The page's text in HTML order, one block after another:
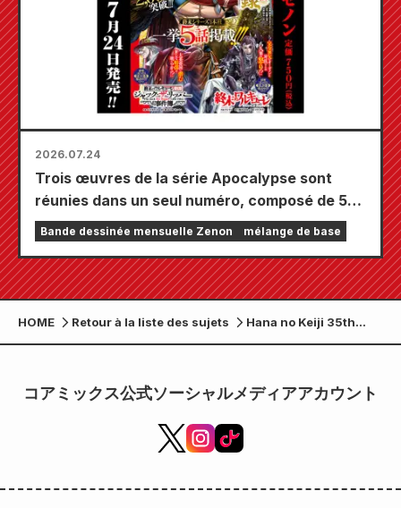
2026.07.24
Trois œuvres de la série Apocalypse sont
réunies dans un seul numéro, composé de 5
chapitres ! Le numéro de septembre 2026 de
« Monthly Comic Zenon » sera disponible le
24 juillet !
Bande dessinée mensuelle Zenon mélange de base
HOME Retour à la liste des sujets
Hana no Keiji 35th
Anniversary Blend
marque-page
コアミックス公式ソーシャルメディアアカウント